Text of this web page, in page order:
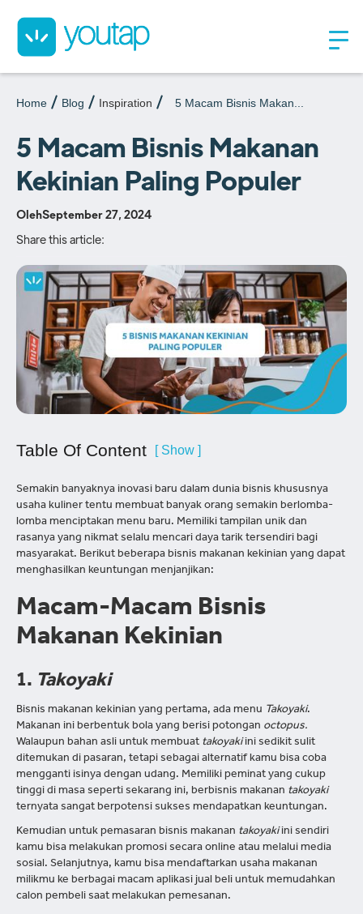
Home Blog Inspiration 5 Macam Bisnis Makan...
5 Macam Bisnis Makanan
Kekinian Paling Populer
OlehSeptember 27, 2024
Share this article:
Table Of Content [ Show ]
Semakin banyaknya inovasi baru dalam dunia bisnis khususnya
usaha kuliner tentu membuat banyak orang semakin berlomba-
lomba menciptakan menu baru. Memiliki tampilan unik dan
rasanya yang nikmat selalu mencari daya tarik tersendiri bagi
masyarakat. Berikut beberapa bisnis makanan kekinian yang dapat
menghasilkan keuntungan menjanjikan:
Macam-Macam Bisnis
Makanan Kekinian
1. Takoyaki
Bisnis makanan kekinian yang pertama, ada menu Takoyaki.
Makanan ini berbentuk bola yang berisi potongan octopus.
Walaupun bahan asli untuk membuat takoyakiini sedikit sulit
ditemukan di pasaran, tetapi sebagai alternatif kamu bisa coba
mengganti isinya dengan udang. Memiliki peminat yang cukup
tinggi di masa seperti sekarang ini, berbisnis makanan takoyaki
ternyata sangat berpotensi sukses mendapatkan keuntungan.
Kemudian untuk pemasaran bisnis makanan takoyakiini sendiri
kamu bisa melakukan promosi secara online atau melalui media
sosial. Selanjutnya, kamu bisa mendaftarkan usaha makanan
milikmu ke berbagai macam aplikasi jual beli untuk memudahkan
calon pembeli saat melakukan pemesanan.